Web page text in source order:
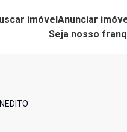
imóvelAnunciar
Seja nosso